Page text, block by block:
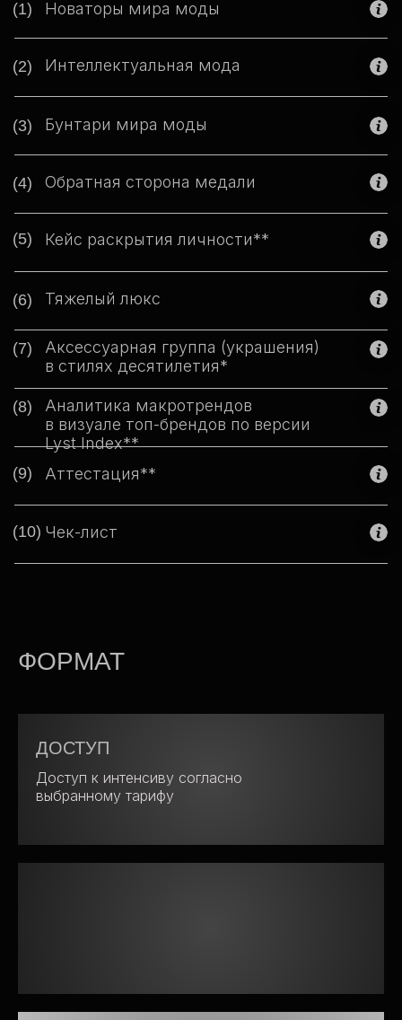
(1) Новаторы мира моды
(2) Интеллектуальная мода
(3) Бунтари мира моды
(4) Обратная сторона медали
(5) Кейс раскрытия личности**
(6) Тяжелый люкс
(7)
Аксессуарная группа (украшения)
в стилях десятилетия*
(8)
Аналитика макротрендов
в визуале топ-брендов по версии
Lyst Index**
(9) Аттестация**
(10) Чек-лист
ФОРМАТ
ДОСТУП
Доступ к интенсиву согласно
выбранному тарифу
Новые инструменты в аналитике макро-